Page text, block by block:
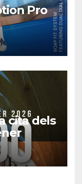
Pro
cita dels